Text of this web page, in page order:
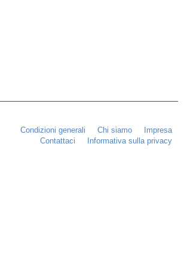
Impresa
Chi siamo
Condizioni generali
Informativa sulla privacy
Contattaci